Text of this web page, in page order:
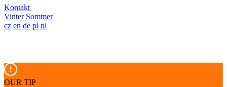
Kontakt
Vinter Sommer
cz en de pl nl
OUR TIP